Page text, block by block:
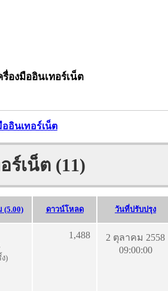
รื่องมืออินเทอร์เน็ต
ออินเทอร์เน็ต
ร์เน็ต (11)
(5.00) ดาวน์โหลด วันที่ปรับปรุง
)
1,488
2 ตุลาคม 2558
09:00:00